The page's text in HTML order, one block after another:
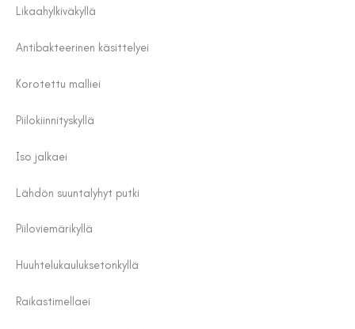
Likaahylkiväkyllä
Antibakteerinen käsittelyei
Korotettu malliei
Piilokiinnityskyllä
Iso jalkaei
Lähdön suuntalyhyt putki
Piiloviemärikyllä
Huuhtelukauluksetonkyllä
Raikastimellaei